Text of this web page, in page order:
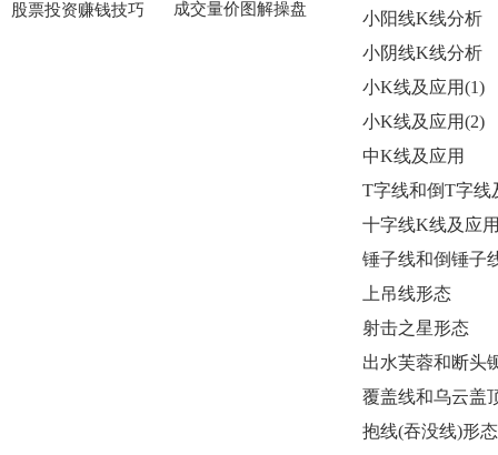
股票投资赚钱技巧
成交量价图解操盘
小阳线K线分析
小阴线K线分析
小K线及应用(1)
小K线及应用(2)
中K线及应用
T字线和倒T字线
十字线K线及应
锤子线和倒锤子
上吊线形态
射击之星形态
出水芙蓉和断头
覆盖线和乌云盖
抱线(吞没线)形态